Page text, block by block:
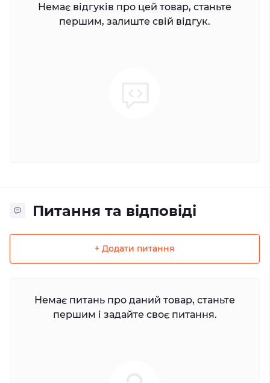
Немає відгуків про цей товар, станьте
першим, залиште свій відгук.
Питання та відповіді
+ Додати питання
Немає питань про даний товар, станьте
першим і задайте своє питання.